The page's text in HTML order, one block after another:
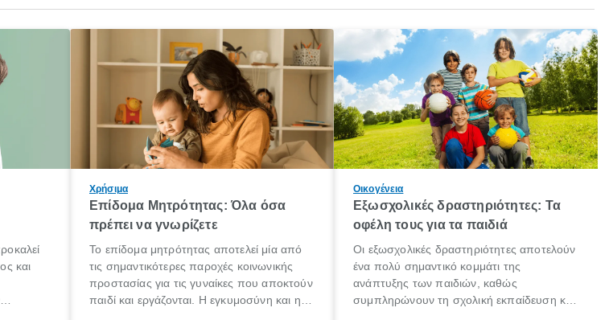
και
Χρήσιμα
Επίδομα Μητρότητας: Όλα όσα
πρέπει να γνωρίζετε
Το επίδομα μητρότητας αποτελεί μία από
τις σημαντικότερες παροχές κοινωνικής
προστασίας για τις γυναίκες που αποκτούν
παιδί και εργάζονται. Η εγκυμοσύνη και η
Οικογένεια
Εξωσχολικές δραστηριότητες: Τα
οφέλη τους για τα παιδιά
Οι εξωσχολικές δραστηριότητες αποτελούν
ένα πολύ σημαντικό κομμάτι της
ανάπτυξης των παιδιών, καθώς
συμπληρώνουν τη σχολική εκπαίδευση και